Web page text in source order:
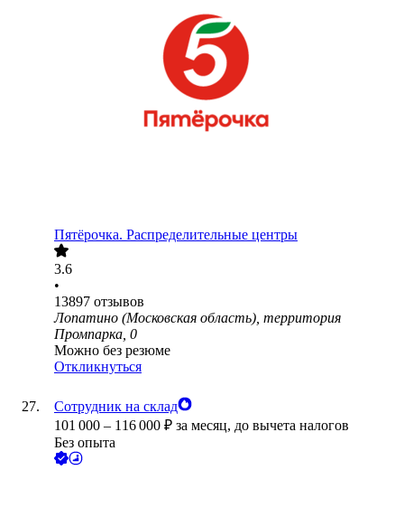
Пятёрочка. Распределительные центры
3.6
•
13897 отзывов
Лопатино (Московская область), территория
Промпарка, 0
Можно без резюме
Откликнуться
Сотрудник на склад
101 000 – 116 000 ₽ за месяц, до вычета налогов
Без опыта